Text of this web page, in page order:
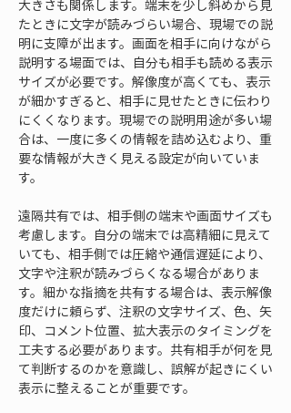
大きさも関係します。端末を少し斜めから見
たときに文字が読みづらい場合、現場での説
明に支障が出ます。画面を相手に向けながら
説明する場面では、自分も相手も読める表示
サイズが必要です。解像度が高くても、表示
が細かすぎると、相手に見せたときに伝わり
にくくなります。現場での説明用途が多い場
合は、一度に多くの情報を詰め込むより、重
要な情報が大きく見える設定が向いていま
す。
遠隔共有では、相手側の端末や画面サイズも
考慮します。自分の端末では高精細に見えて
いても、相手側では圧縮や通信遅延により、
文字や注釈が読みづらくなる場合がありま
す。細かな指摘を共有する場合は、表示解像
度だけに頼らず、注釈の文字サイズ、色、矢
印、コメント位置、拡大表示のタイミングを
工夫する必要があります。共有相手が何を見
て判断するのかを意識し、誤解が起きにくい
表示に整えることが重要です。